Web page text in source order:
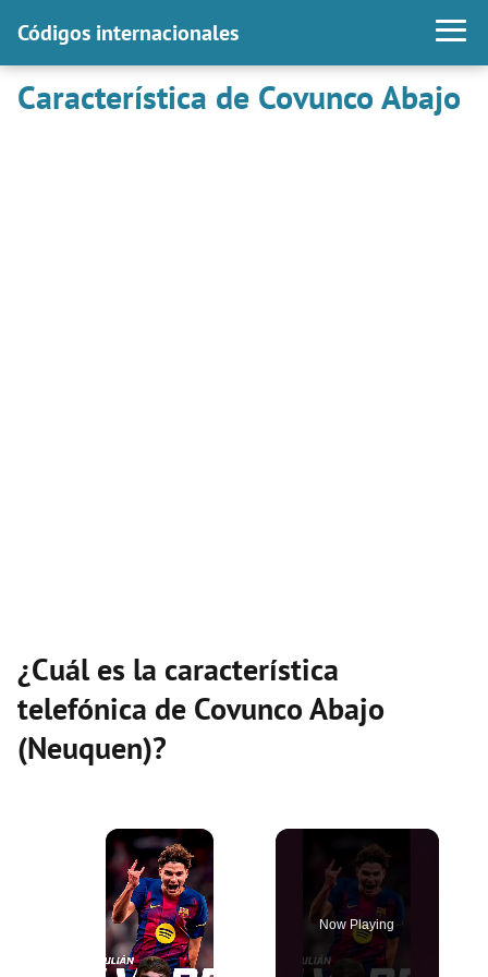
Códigos internacionales
Característica de Covunco Abajo
¿Cuál es la característica
telefónica de Covunco Abajo
(Neuquen)?
×
Now Playing